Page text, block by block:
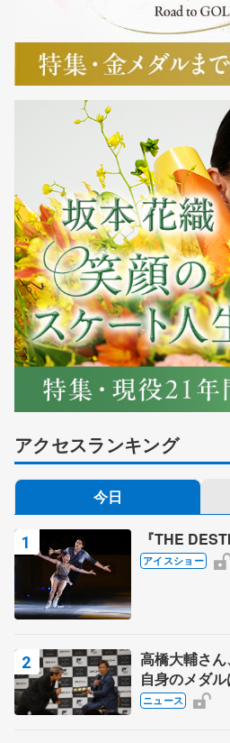
アクセスランキング
今日
『THE
アイスショー
高橋大輔さ
自身のメダ
ス兄弟〟オ
ニュース